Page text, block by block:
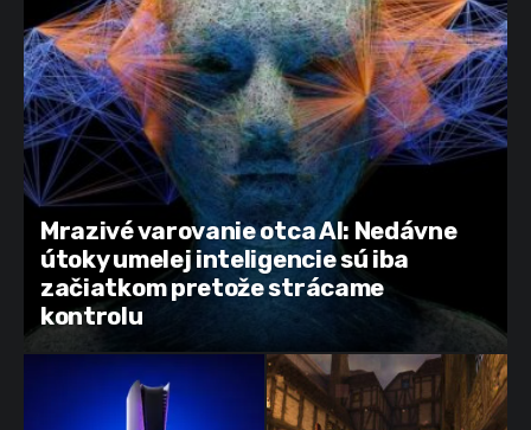
Mrazivé varovanie otca AI: Nedávne
útoky umelej inteligencie sú iba
začiatkom pretože strácame
kontrolu